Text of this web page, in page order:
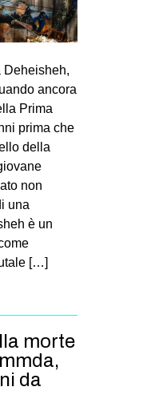
Deheisheh,
ancora
Prima
prima che
della
non
una
è un
[…]
morte
da